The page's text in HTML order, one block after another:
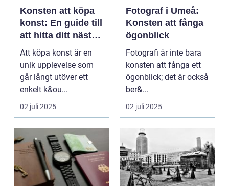
Konsten att köpa
konst: En guide till
att hitta ditt nästa
mästerverk
Att köpa konst är en
unik upplevelse som
går långt utöver ett
enkelt k&ou...
02 juli 2025
Fotograf i Umeå:
Konsten att fånga
ögonblick
Fotografi är inte bara
konsten att fånga ett
ögonblick; det är också
ber&...
02 juli 2025